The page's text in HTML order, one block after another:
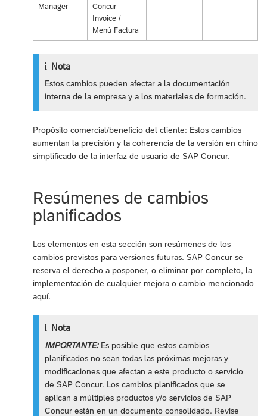
Manager
Concur
Invoice /
Menú Factura
Nota
Estos cambios pueden afectar a la documentación
interna de la empresa y a los materiales de formación.
Propósito comercial/beneficio del cliente: Estos cambios
aumentan la precisión y la coherencia de la versión en chino
simplificado de la interfaz de usuario de SAP Concur.
Resúmenes de cambios
planificados
Los elementos en esta sección son resúmenes de los
cambios previstos para versiones futuras. SAP Concur se
reserva el derecho a posponer, o eliminar por completo, la
implementación de cualquier mejora o cambio mencionado
aquí.
Nota
IMPORTANTE:Es posible que estos cambios
planificados no sean todas las próximas mejoras y
modificaciones que afectan a este producto o servicio
de SAP Concur. Los cambios planificados que se
aplican a múltiples productos y/o servicios de SAP
Concur están en un documento consolidado. Revise